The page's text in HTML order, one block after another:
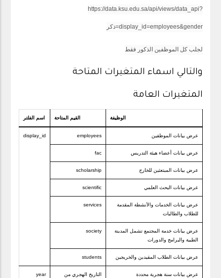
https://data.ksu.edu.sa/api/views/data_api?
display_id=employees&gender=ذكر
لجلب كل الموظفين الذكور فقط
والتالي اسماء المتغيرات المتاحة
المتغيرات العامة
الوظيفة القيم المتاحة اسم الفلتر
عرض بيانات الموظفين employees
display_id
عرض بيانات أعضاء هيئة التدريس fac
عرض بيانات المبتعثين للخارج scholarship
عرض بيانات البحث العلمي scientific
عرض بيانات الخدمات والأنشطة المقدمة
للطلاب والطالبات
services
عرض بيانات خدمة المجتمع تشمل المدينة
الطبية والبرامج والدورات
society
عرض بيانات الطلاب المقيدين والخريجين students
عرض بيانات سنة هجرية محددة
التاريخ الهجري من
year